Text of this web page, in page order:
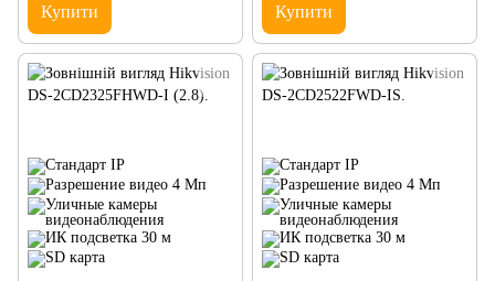
Купити Купити